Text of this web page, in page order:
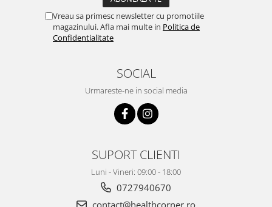
Vreau sa primesc newsletter cu promotiile
magazinului. Afla mai multe in Politica de
Confidentialitate
SOCIAL
Urmareste-ne in social media
SUPORT CLIENTI
Luni - Vineri: 09:00 - 18:00
0727940670